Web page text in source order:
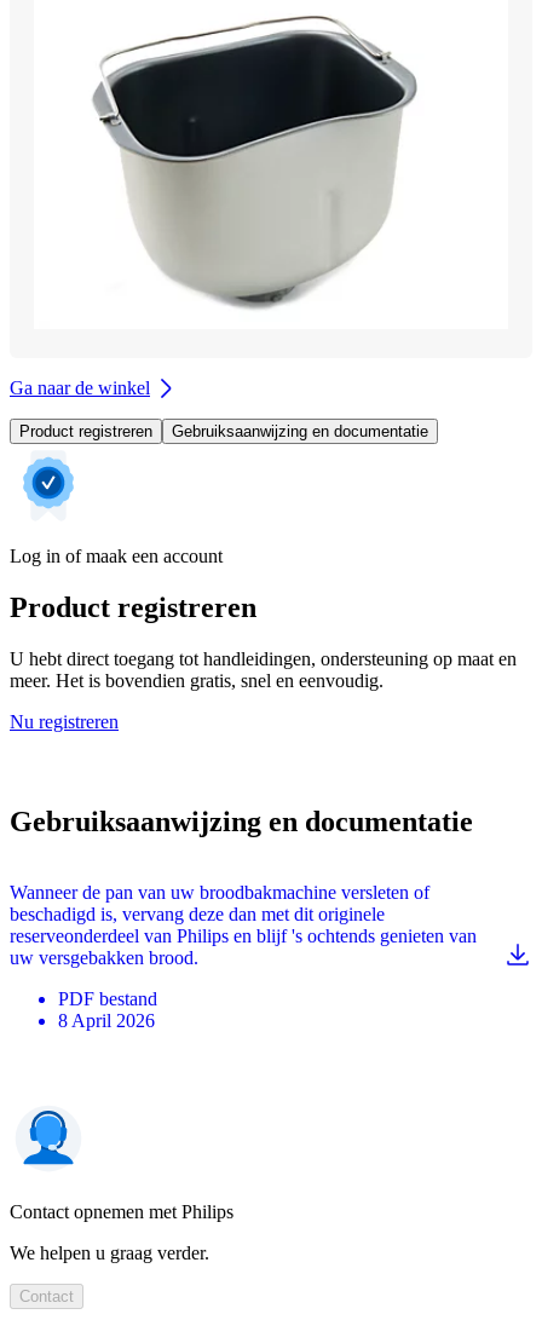
Ga naar de winkel
Product registreren Gebruiksaanwijzing en documentatie
Log in of maak een account
Product registreren
U hebt direct toegang tot handleidingen, ondersteuning op maat en
meer. Het is bovendien gratis, snel en eenvoudig.
Nu registreren
Gebruiksaanwijzing en documentatie
Wanneer de pan van uw broodbakmachine versleten of
beschadigd is, vervang deze dan met dit originele
reserveonderdeel van Philips en blijf 's ochtends genieten van
uw versgebakken brood.
PDF bestand
8 April 2026
Contact opnemen met Philips
We helpen u graag verder.
Contact